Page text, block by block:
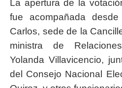
La apertura de la
fue acompañada
Carlos, sede de la
ministra de
Yolanda Villavicencio,
del Consejo Nacional